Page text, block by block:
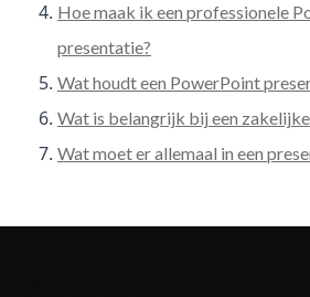
Hoe maak ik een professionele
presentatie?
Wat houdt een PowerPoint
Wat is belangrijk bij een
Wat moet er allemaal in een